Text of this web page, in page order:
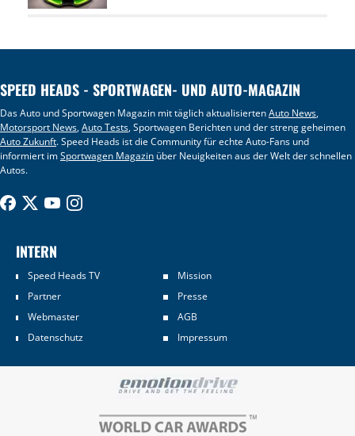
SPEED HEADS - SPORTWAGEN- UND AUTO-MAGAZIN
Das Auto und Sportwagen Magazin mit täglich aktualisiertenAuto News,
Motorsport News,Auto Tests, Sportwagen Berichten und der streng geheimen
Auto Zukunft. Speed Heads ist die Community für echte Auto-Fans und
informiert imSportwagen Magazin über Neuigkeiten aus der Welt der schnellen
Autos.
INTERN
Speed Heads TV
Mission
Partner
Presse
Webmaster
AGB
Datenschutz
Impressum